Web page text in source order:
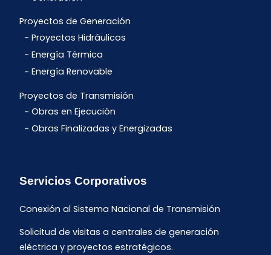
Proyectos de Generación
Proyectos Hidráulicos
Energía Térmica
Energía Renovable
Proyectos de Transmisión
Obras en Ejecución
Obras Finalizadas y Energizadas
Servicios Corporativos
Conexión al Sistema Nacional de Transmisión
Solicitud de visitas a centrales de generación
eléctrica y proyectos estratégicos.